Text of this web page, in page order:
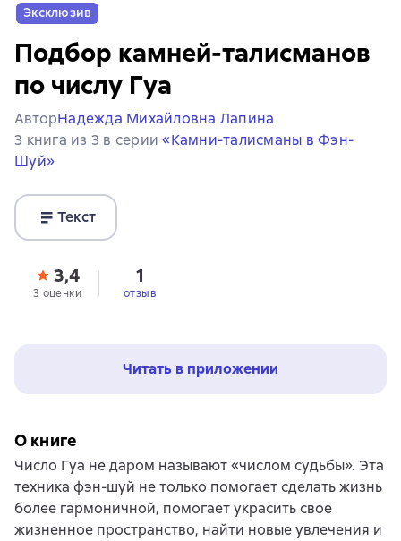
Эксклюзив
Подбор камней-талисманов
по числу Гуа
АвторНадежда Михайловна Лапина
3 книга из 3 в серии«Камни-талисманы в Фэн-
Шуй»
Текст
3,4
3 оценки
1
отзыв
Читать в приложении
О книге
Число Гуа не даром называют «числом судьбы». Эта
техника фэн-шуй не только помогает сделать жизнь
более гармоничной, помогает украсить свое
жизненное пространство, найти новые увлечения и